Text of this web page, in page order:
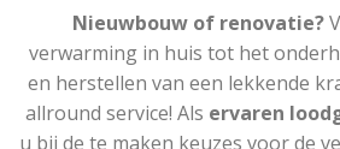
Nieuwbouw of renovatie?
verwarming in huis tot het
en herstellen van een lekkende
allround service! Als ervaren
u bij de te maken keuzes voor de